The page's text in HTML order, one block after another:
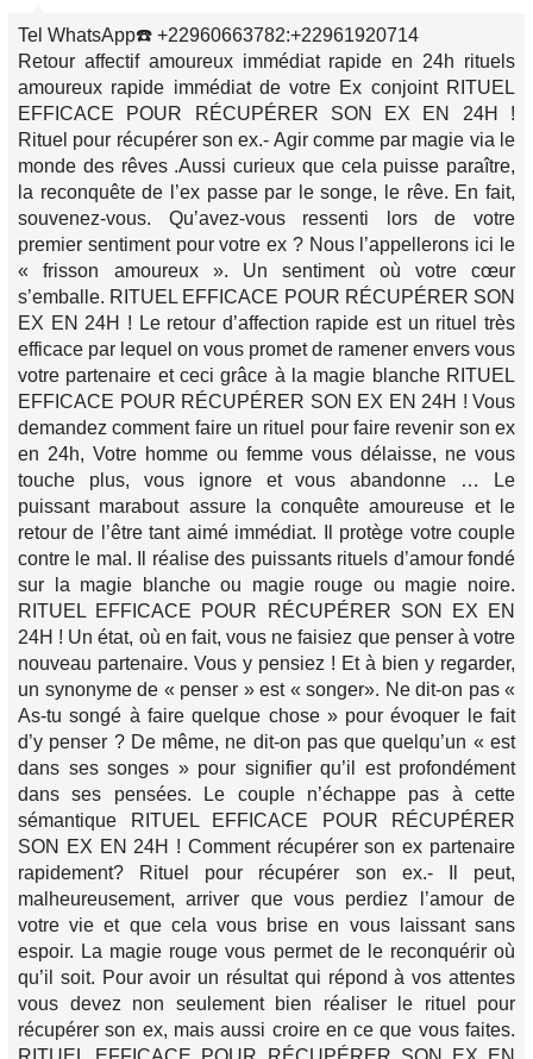
Tel WhatsApp☎️ +22960663782:+22961920714
Retour affectif amoureux immédiat rapide en 24h rituels
amoureux rapide immédiat de votre Ex conjoint RITUEL
EFFICACE POUR RÉCUPÉRER SON EX EN 24H !
Rituel pour récupérer son ex.- Agir comme par magie via le
monde des rêves .Aussi curieux que cela puisse paraître,
la reconquête de l’ex passe par le songe, le rêve. En fait,
souvenez-vous. Qu’avez-vous ressenti lors de votre
premier sentiment pour votre ex ? Nous l’appellerons ici le
« frisson amoureux ». Un sentiment où votre cœur
s’emballe. RITUEL EFFICACE POUR RÉCUPÉRER SON
EX EN 24H ! Le retour d’affection rapide est un rituel très
efficace par lequel on vous promet de ramener envers vous
votre partenaire et ceci grâce à la magie blanche RITUEL
EFFICACE POUR RÉCUPÉRER SON EX EN 24H ! Vous
demandez comment faire un rituel pour faire revenir son ex
en 24h, Votre homme ou femme vous délaisse, ne vous
touche plus, vous ignore et vous abandonne … Le
puissant marabout assure la conquête amoureuse et le
retour de l’être tant aimé immédiat. Il protège votre couple
contre le mal. Il réalise des puissants rituels d’amour fondé
sur la magie blanche ou magie rouge ou magie noire.
RITUEL EFFICACE POUR RÉCUPÉRER SON EX EN
24H ! Un état, où en fait, vous ne faisiez que penser à votre
nouveau partenaire. Vous y pensiez ! Et à bien y regarder,
un synonyme de « penser » est « songer». Ne dit-on pas «
As-tu songé à faire quelque chose » pour évoquer le fait
d’y penser ? De même, ne dit-on pas que quelqu’un « est
dans ses songes » pour signifier qu’il est profondément
dans ses pensées. Le couple n’échappe pas à cette
sémantique RITUEL EFFICACE POUR RÉCUPÉRER
SON EX EN 24H ! Comment récupérer son ex partenaire
rapidement? Rituel pour récupérer son ex.- Il peut,
malheureusement, arriver que vous perdiez l’amour de
votre vie et que cela vous brise en vous laissant sans
espoir. La magie rouge vous permet de le reconquérir où
qu’il soit. Pour avoir un résultat qui répond à vos attentes
vous devez non seulement bien réaliser le rituel pour
récupérer son ex, mais aussi croire en ce que vous faites.